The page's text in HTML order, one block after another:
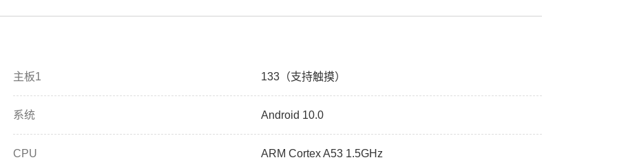
主板1 133（支持触摸）
系统 Android 10.0
CPU ARM Cortex A53 1.5GHz